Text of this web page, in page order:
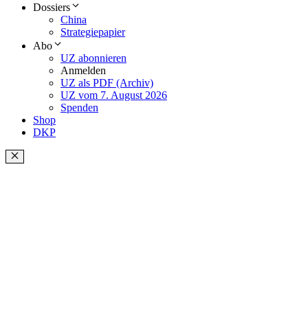
Dossiers
China
Strategiepapier
Abo
UZ abonnieren
Anmelden
UZ als PDF (Archiv)
UZ vom 7. August 2026
Spenden
Shop
DKP
Schließen